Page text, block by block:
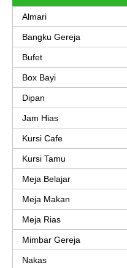
Almari
Bangku Gereja
Bufet
Box Bayi
Dipan
Jam Hias
Kursi Cafe
Kursi Tamu
Meja Belajar
Meja Makan
Meja Rias
Mimbar Gereja
Nakas